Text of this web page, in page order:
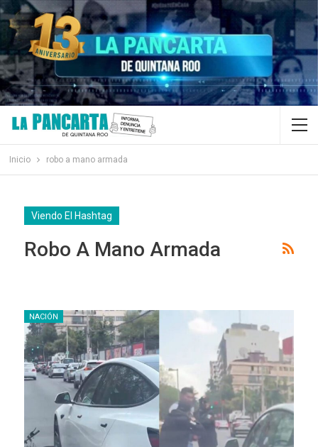
Inicio robo a mano armada
Viendo El Hashtag
Robo A Mano Armada
NACIÓN